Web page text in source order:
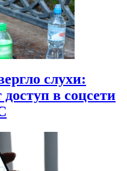
слухи:
в соцсети